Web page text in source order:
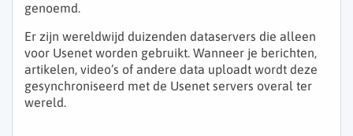
genoemd.
Er zijn wereldwijd duizenden dataservers die alleen
voor Usenet worden gebruikt. Wanneer je berichten,
artikelen, video’s of andere data uploadt wordt deze
gesynchroniseerd met de Usenet servers overal ter
wereld.